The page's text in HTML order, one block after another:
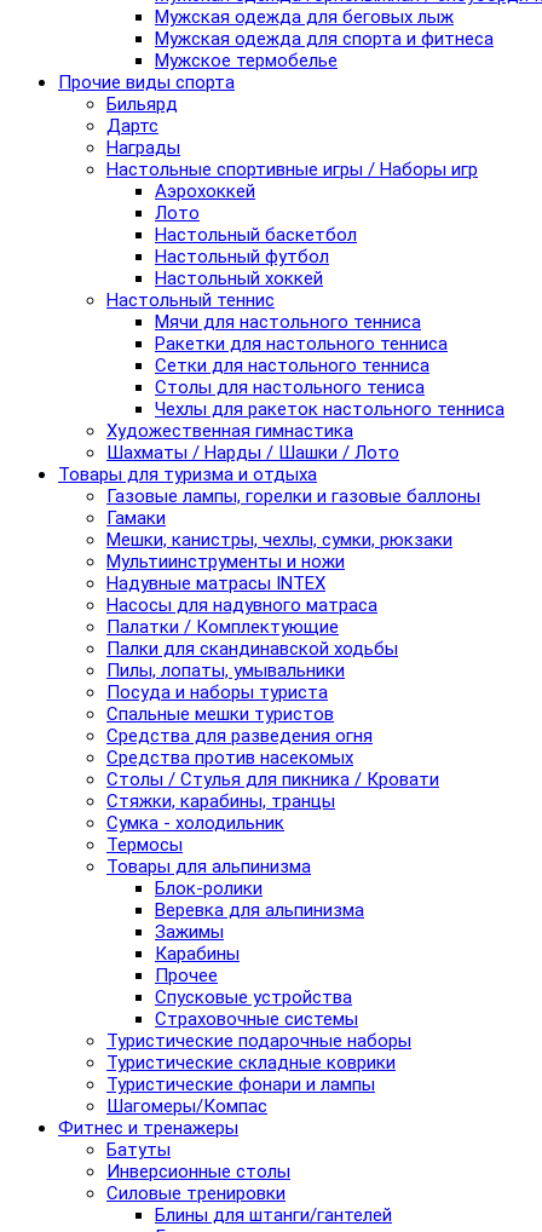
Мужская одежда для беговых лыж
Мужская одежда для спорта и фитнеса
Мужское термобелье
Прочие виды спорта
Бильярд
Дартс
Награды
Настольные спортивные игры / Наборы игр
Аэрохоккей
Лото
Настольный баскетбол
Настольный футбол
Настольный хоккей
Настольный теннис
Мячи для настольного тенниса
Ракетки для настольного тенниса
Сетки для настольного тенниса
Столы для настольного тениса
Чехлы для ракеток настольного тенниса
Художественная гимнастика
Шахматы / Нарды / Шашки / Лото
Товары для туризма и отдыха
Газовые лампы, горелки и газовые баллоны
Гамаки
Мешки, канистры, чехлы, сумки, рюкзаки
Мультиинструменты и ножи
Надувные матрасы INTEX
Насосы для надувного матраса
Палатки / Комплектующие
Палки для скандинавской ходьбы
Пилы, лопаты, умывальники
Посуда и наборы туриста
Спальные мешки туристов
Средства для разведения огня
Средства против насекомых
Столы / Стулья для пикника / Кровати
Стяжки, карабины, транцы
Сумка - холодильник
Термосы
Товары для альпинизма
Блок-ролики
Веревка для альпинизма
Зажимы
Карабины
Прочее
Спусковые устройства
Страховочные системы
Туристические подарочные наборы
Туристические складные коврики
Туристические фонари и лампы
Шагомеры/Компас
Фитнес и тренажеры
Батуты
Инверсионные столы
Силовые тренировки
Блины для штанги/гантелей